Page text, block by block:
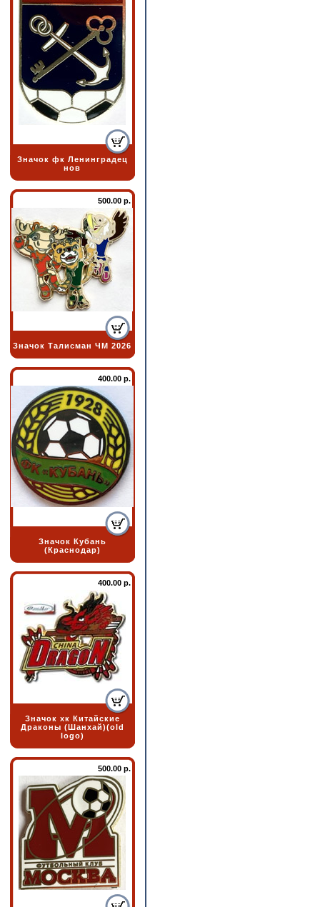
Значок фк Ленинградец
нов
500.00 р.
Значок Талисман ЧМ 2026
400.00 р.
Значок Кубань
(Краснодар)
400.00 р.
Значок хк Китайские
Драконы (Шанхай)(old
logo)
500.00 р.